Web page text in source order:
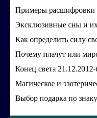
Примеры расшифровки
Эксклюзивные сны и
Как определить силу
Почему плачут или
Конец света
Магическое и
Выбор подарка по